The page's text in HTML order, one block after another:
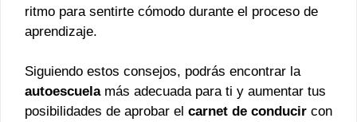
ritmo para sentirte cómodo durante el proceso de
aprendizaje.
Siguiendo estos consejos, podrás encontrar la
autoescuelamás adecuada para ti y aumentar tus
posibilidades de aprobar el carnet de conducir con